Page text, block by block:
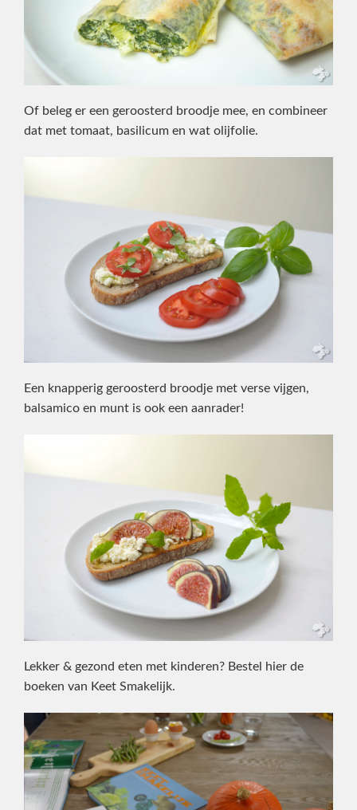
Of beleg er een geroosterd broodje mee, en combineer
dat met tomaat, basilicum en wat olijfolie.
Een knapperig geroosterd broodje met verse vijgen,
balsamico en munt is ook een aanrader!
Lekker & gezond eten met kinderen? Bestel hier de
boeken van Keet Smakelijk.